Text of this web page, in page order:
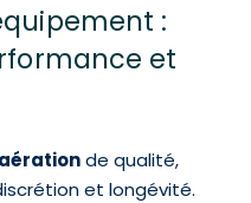
:
et
de qualité,
et longévité.